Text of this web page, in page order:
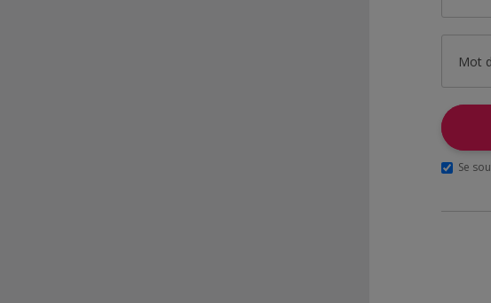
Mot
Se